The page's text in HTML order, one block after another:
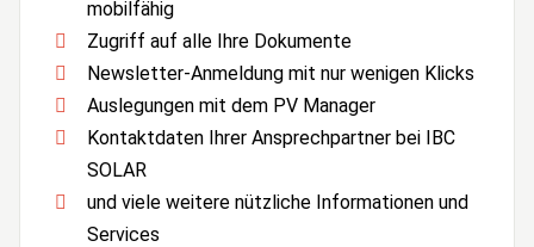
mobilfähig
Zugriff auf alle Ihre Dokumente
Newsletter-Anmeldung mit nur wenigen Klicks
Auslegungen mit dem PV Manager
Kontaktdaten Ihrer Ansprechpartner bei IBC
SOLAR
und viele weitere nützliche Informationen und
Services